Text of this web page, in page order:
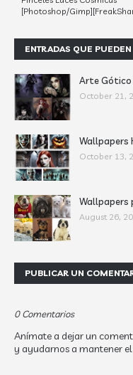
[Photoshop/
ENTRADAS QUE PUEDEN
Arte Gótico
October 21,
Wallpapers
October 13,
Wallpapers
August 26,
PUBLICAR UN
0 Comentarios
Anímate a dejar un
y ayudarnos a mantener